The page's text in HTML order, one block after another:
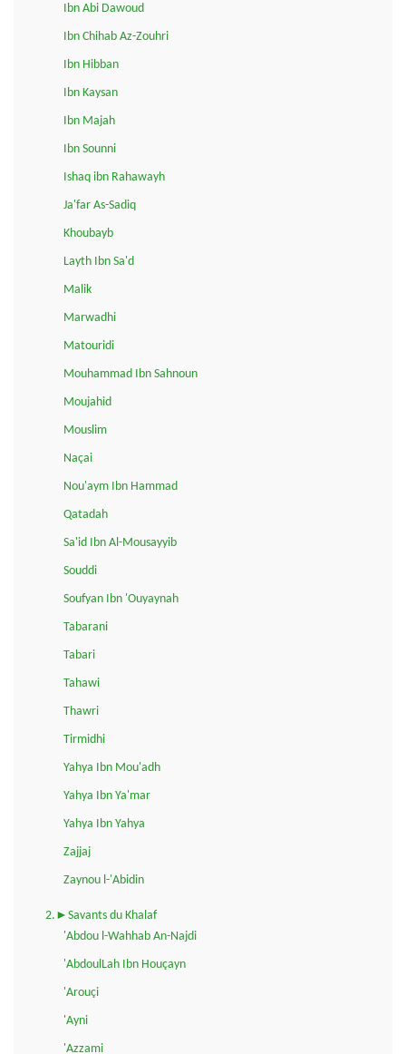
Ibn Abi Dawoud
Ibn Chihab Az-Zouhri
Ibn Hibban
Ibn Kaysan
Ibn Majah
Ibn Sounni
Ishaq ibn Rahawayh
Ja'far As-Sadiq
Khoubayb
Layth Ibn Sa'd
Malik
Marwadhi
Matouridi
Mouhammad Ibn Sahnoun
Moujahid
Mouslim
Naçai
Nou'aym Ibn Hammad
Qatadah
Sa'id Ibn Al-Mousayyib
Souddi
Soufyan Ibn 'Ouyaynah
Tabarani
Tabari
Tahawi
Thawri
Tirmidhi
Yahya Ibn Mou'adh
Yahya Ibn Ya'mar
Yahya Ibn Yahya
Zajjaj
Zaynou l-'Abidin
2.►Savants du Khalaf
'Abdou l-Wahhab An-Najdi
'AbdoulLah Ibn Houçayn
'Arouçi
'Ayni
'Azzami